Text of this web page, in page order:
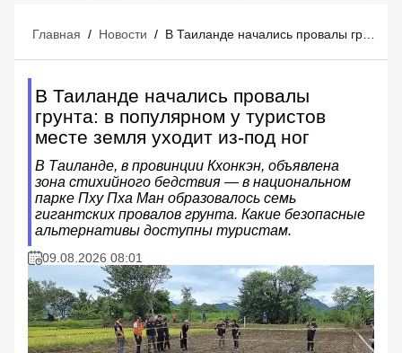
Главная / Новости /
В Таиланде начались провалы
грунта: в популярном у туристов
месте земля уходит из-под ног
В Таиланде, в провинции Кхонкэн, объявлена
зона стихийного бедствия — в национальном
парке Пху Пха Ман образовалось семь
гигантских провалов грунта. Какие безопасные
альтернативы доступны туристам.
09.08.2026 08:01